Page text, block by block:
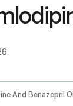
And Benazepril